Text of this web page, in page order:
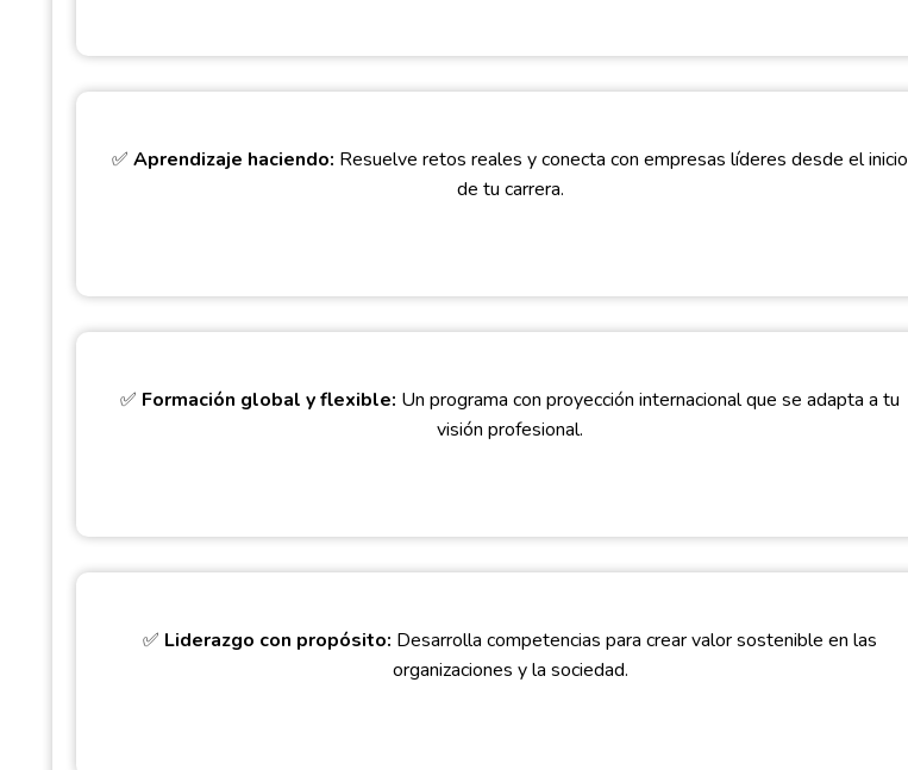
✅Aprendizaje haciendo: Resuelve retos reales y conecta con empresas líderes desde el inicio
de tu carrera.
✅ Formación global y flexible: Un programa con proyección internacional que se adapta a tu
visión profesional.
✅ Liderazgo con propósito: Desarrolla competencias para crear valor sostenible en las
organizaciones y la sociedad.